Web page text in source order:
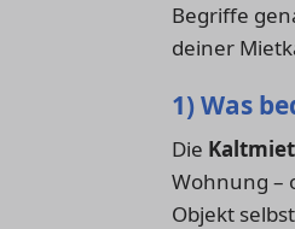
Begriffe
deiner
1) Was
Die
Wohnung –
Objekt